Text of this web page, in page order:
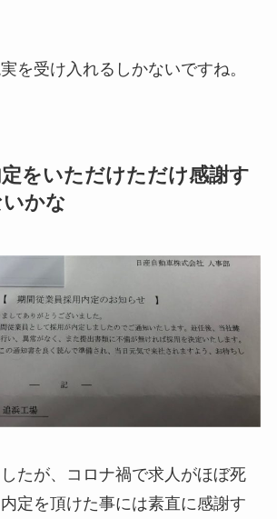
を受け入れるしかないですね。
をいただけただけ感謝す
かな
たが、コロナ禍で求人がほぼ死
定を頂けた事には素直に感謝す